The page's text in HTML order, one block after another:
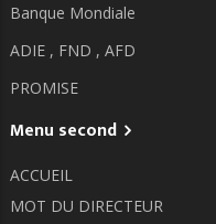
Banque Mondiale
ADIE , FND , AFD
PROMISE
Menu second
ACCUEIL
MOT DU DIRECTEUR